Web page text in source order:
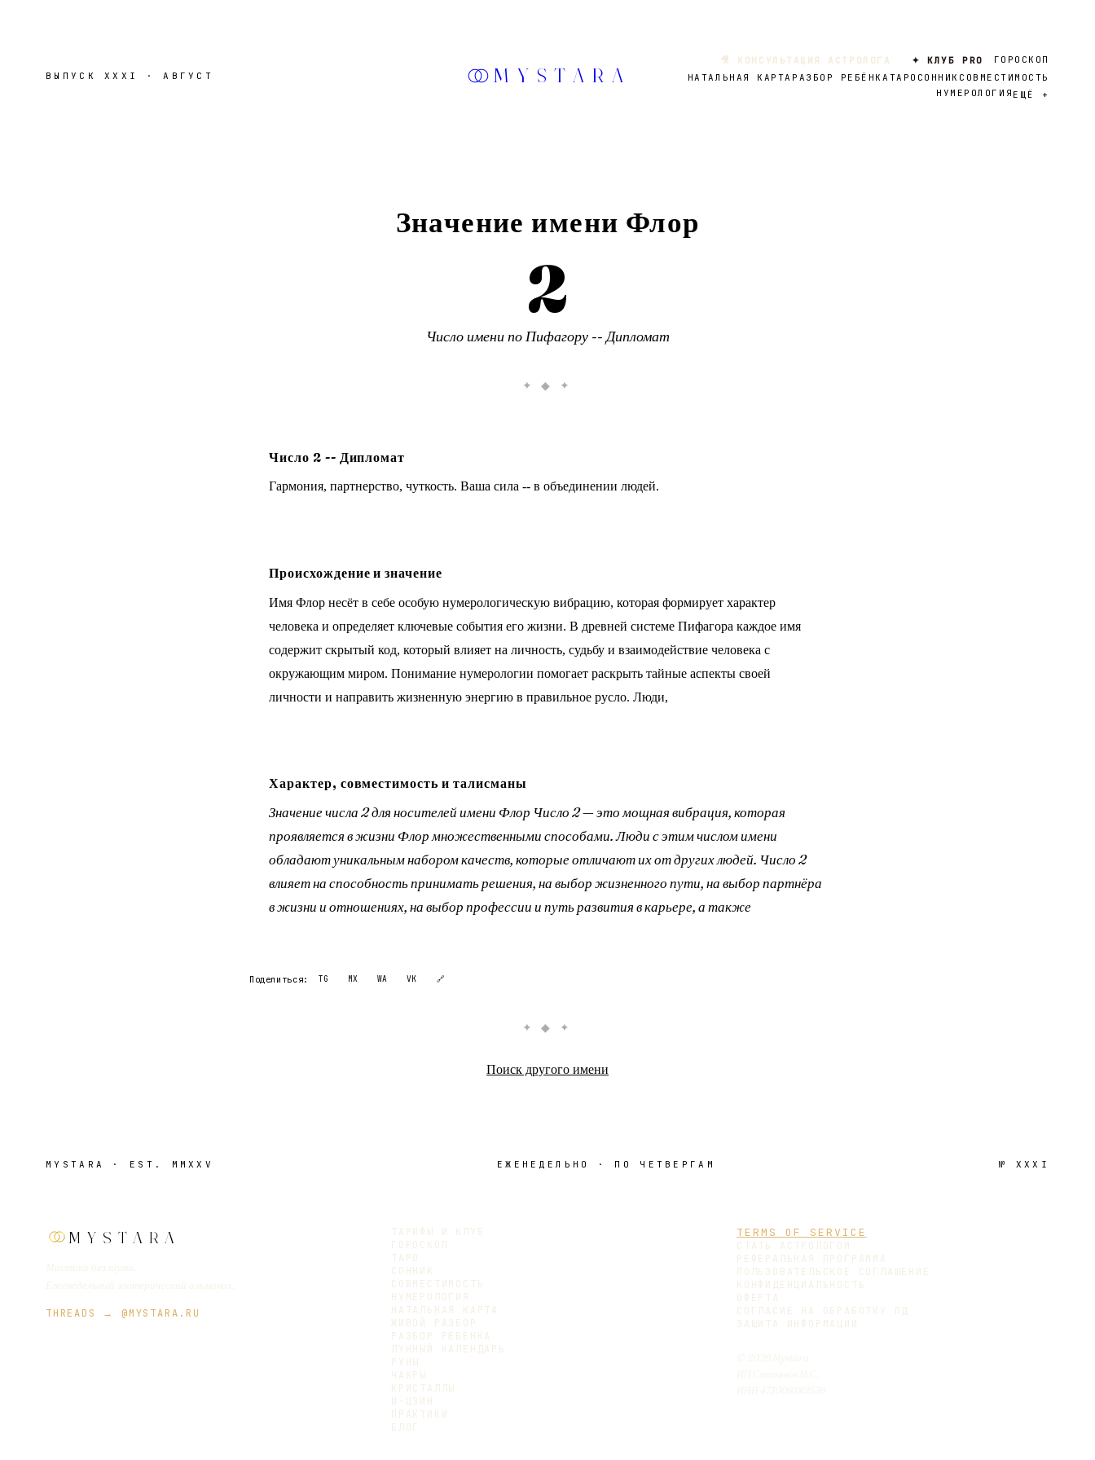
ВЫПУСКXXXI · АВГУСТ MYSTARA
🎥 КОНСУЛЬТАЦИЯ АСТРОЛОГА ✦ КЛУБ PRO
ГОРОСКОП
НАТАЛЬНАЯ КАРТА РАЗБОР РЕБЁНКА ТАРО СОННИК СОВМЕСТИМОСТЬ
НУМЕРОЛОГИЯ ЕЩЁ +
Значение имени Флор
2
Число имени по Пифагору -- Дипломат
✦ ◆ ✦
Число 2 -- Дипломат
Гармония, партнерство, чуткость. Ваша сила -- в объединении людей.
Происхождение и значение
Имя Флор несёт в себе особую нумерологическую вибрацию, которая формирует характер
человека и определяет ключевые события его жизни. В древней системе Пифагора каждое имя
содержит скрытый код, который влияет на личность, судьбу и взаимодействие человека с
окружающим миром. Понимание нумерологии помогает раскрыть тайные аспекты своей
личности и направить жизненную энергию в правильное русло. Люди,
Характер, совместимость и талисманы
Значение числа 2 для носителей имени Флор Число 2 — это мощная вибрация, которая
проявляется в жизни Флор множественными способами. Люди с этим числом имени
обладают уникальным набором качеств, которые отличают их от других людей. Число 2
влияет на способность принимать решения, на выбор жизненного пути, на выбор партнёра
в жизни и отношениях, на выбор профессии и путь развития в карьере, а также
Поделиться: TG MX WA VK 🔗
✦ ◆ ✦
Поиск другого имени
MYSTARA · EST. MMXXV ЕЖЕНЕДЕЛЬНО · ПО ЧЕТВЕРГАМ № XXXI
MYSTARA
THREADS → @MYSTARA.RU
ТАРИФЫ И КЛУБ
ГОРОСКОП
ТАРО
СОННИК
СОВМЕСТИМОСТЬ
НУМЕРОЛОГИЯ
НАТАЛЬНАЯ КАРТА
ЖИВОЙ РАЗБОР
РАЗБОР РЕБЁНКА
ЛУННЫЙ КАЛЕНДАРЬ
РУНЫ
ЧАКРЫ
КРИСТАЛЛЫ
И-ЦЗИН
ПРАКТИКИ
БЛОГ
TERMS OF SERVICE
СТАТЬ АСТРОЛОГОМ
РЕФЕРАЛЬНАЯ ПРОГРАММА
ПОЛЬЗОВАТЕЛЬСКОЕ СОГЛАШЕНИЕ
КОНФИДЕНЦИАЛЬНОСТЬ
ОФЕРТА
СОГЛАСИЕ НА ОБРАБОТКУ ПД
ЗАЩИТА ИНФОРМАЦИИ